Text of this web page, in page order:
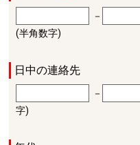
－
(半角数字)
日中の連絡先
－
字)